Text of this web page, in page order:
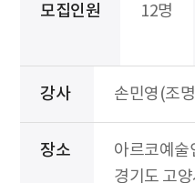
모집인원 12명
강사 손민영(조
장소
아르코예술
경기도 고